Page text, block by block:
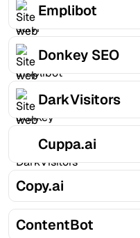
Emplibot
Donkey SEO
DarkVisitors
Cuppa.ai
Copy.ai
ContentBot